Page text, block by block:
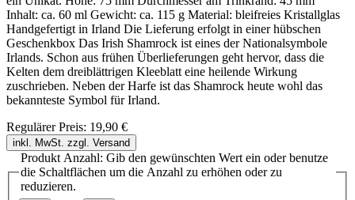
Inhalt: ca. 60 ml Gewicht: ca. 115 g Material: bleifreies Kristallglas
Handgefertigt in Irland Die Lieferung erfolgt in einer hübschen
Geschenkbox Das Irish Shamrock ist eines der Nationalsymbole
Irlands. Schon aus frühen Überlieferungen geht hervor, dass die
Kelten dem dreiblättrigen Kleeblatt eine heilende Wirkung
zuschrieben. Neben der Harfe ist das Shamrock heute wohl das
bekannteste Symbol für Irland.
Regulärer Preis: 19,90 €
inkl. MwSt. zzgl. Versand
Produkt Anzahl: Gib den gewünschten Wert ein oder benutze
die Schaltflächen um die Anzahl zu erhöhen oder zu
reduzieren.